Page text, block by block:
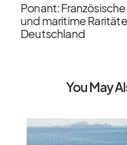
Ponant:
und maritime
Deutschland
You May